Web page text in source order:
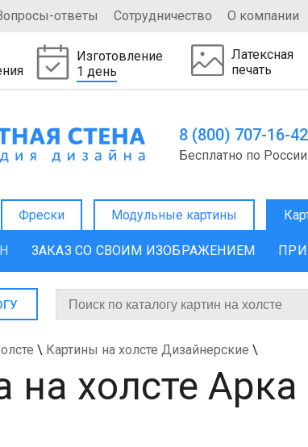
ответы Сотрудничество О компании
Изготовление
1 день
Латексная
печать
8 (800) 707-16-42
Бесплатно по России
Фрески Модульные картины
ЗАКАЗ СО СВОИМ ИЗОБРАЖЕНИЕМ
\ Картины на холсте Дизайнерские \
на холсте